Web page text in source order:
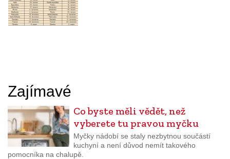
Zajímavé
Co byste měli vědět, než
vyberete tu pravou myčku
Myčky nádobí se staly nezbytnou součástí
kuchyní a není důvod nemít takového
pomocníka na chalupě.